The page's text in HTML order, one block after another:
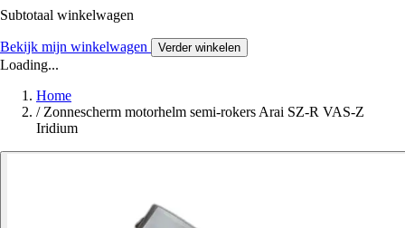
Subtotaal winkelwagen
Bekijk mijn winkelwagen Verder winkelen
Loading...
Home
/ Zonnescherm motorhelm semi-rokers Arai SZ-R VAS-Z
Iridium